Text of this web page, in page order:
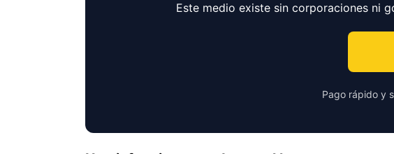
Este medio existe sin corporaciones ni
Pago rápido y